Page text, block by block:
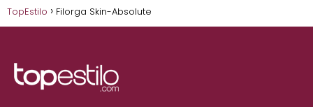
TopEstilo Filorga Skin-Absolute